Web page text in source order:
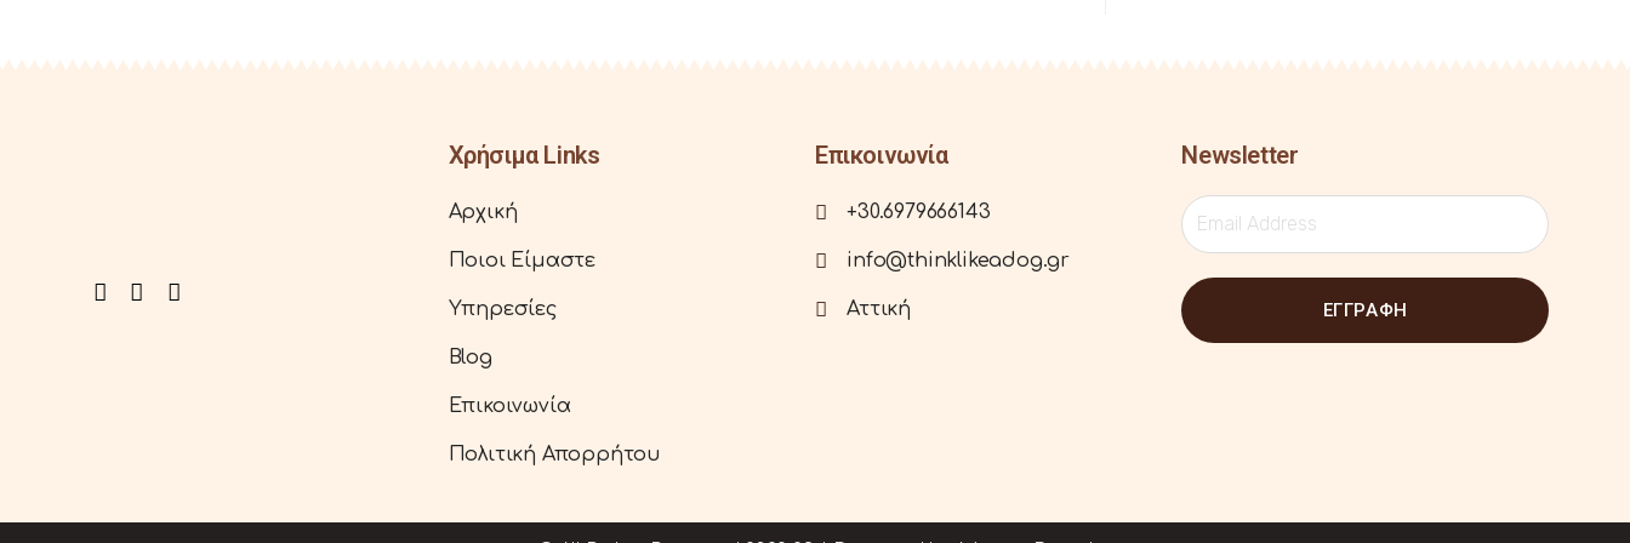
Χρήσιμα Links
Αρχική
Ποιοι Είμαστε
Υπηρεσίες
Blog
Επικοινωνία
Πολιτική Απορρήτου
Επικοινωνία
+30.6979666143
info@thinklikeadog.gr
Αττική
Newsletter
ΕΓΓΡΑΦΗ